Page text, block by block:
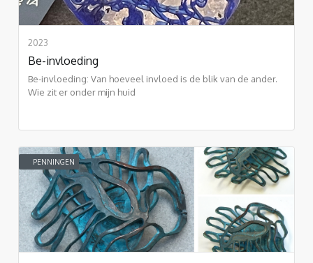
2023
Be-invloeding
Be-invloeding: Van hoeveel invloed is de blik van de ander.
Wie zit er onder mijn huid
PENNINGEN